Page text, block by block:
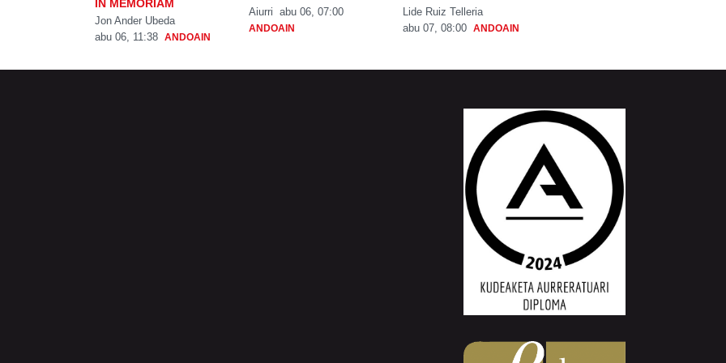
IN MEMORIAM
Jon Ander Ubeda
abu 06, 11:38 ANDOAIN
Aiurri abu 06, 07:00
ANDOAIN
Lide Ruiz Telleria
abu 07, 08:00 ANDOAIN